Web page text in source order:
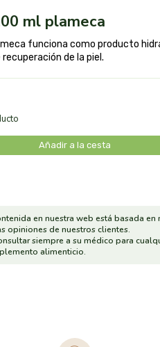
ml plameca
funciona como producto
de la piel.
Añadir a la cesta
en nuestra web está basada en
opiniones de nuestros clientes.
siempre a su médico para
alimenticio.